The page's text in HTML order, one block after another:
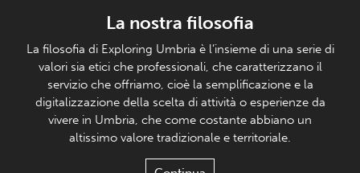
La nostra filosofia
La filosofia di Exploring Umbria è l’insieme di una serie di
valori sia etici che professionali, che caratterizzano il
servizio che offriamo, cioè la semplificazione e la
digitalizzazione della scelta di attività o esperienze da
vivere in Umbria, che come costante abbiano un
altissimo valore tradizionale e territoriale.